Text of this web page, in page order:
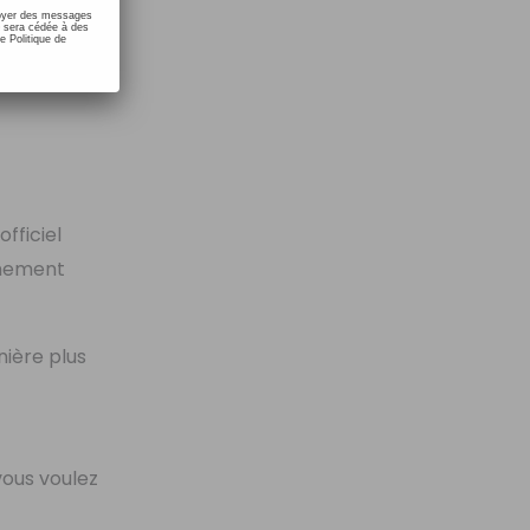
plus
voulez
des messages
sera cédée à des
Politique de